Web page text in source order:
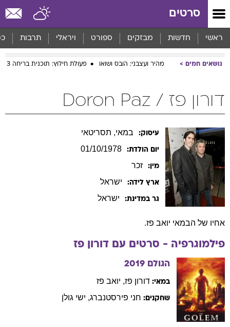
סרטים
ראשי חדשות מבזקים ספורט ויראלי תרבות
נושאים חמים מהיר ועצבני: הובס ושואו פעולת חילוץ: תוכנית בריחה 3
דורון פז / Doron Paz
עיסוק: במאי, תסריטאי
יום הולדת: 01/10/1978
מין: זכר
ארץ לידה: ישראל
גר במדינת: ישראל
אחיו של הבמאי יואב פז.
פילמוגרפיה - סרטים עם דורון פז
הגולם 2019
במאי: דורון פז, יואב פז
שחקנים: חני פירסטנברג, ישי גולן